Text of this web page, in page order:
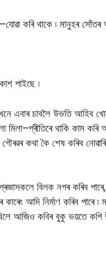
কৰি থাকে ৷ মানুহৰ
পাইছে ৷
এবাৰ চাবলৈ উভতি আহিব
মিলা–প্ৰীতিৰে থাকি কাম কৰি
কথা কৈ শেষ কৰিব
বিলক নগৰ কৰিব পাৰে,
আদি নির্মাণ কৰিব পাৰে ৷
আজিও কবিৰ বুকু ভয়তে কপি